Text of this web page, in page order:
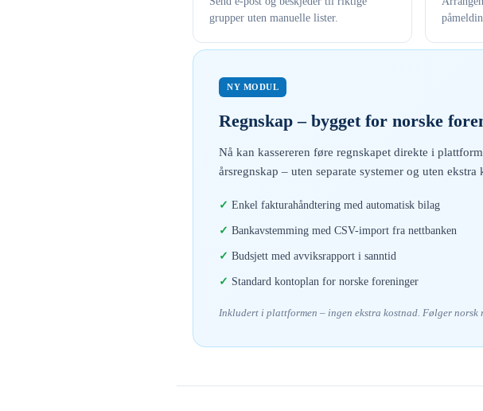
grupper uten manuelle lister.
NY MODUL
Regnskap – bygget for norske
Nå kan kassereren føre regnskapet direkte i
årsregnskap – uten separate systemer og uten ekstra
Enkel fakturahåndtering med automatisk bilag
Bankavstemming med CSV-import fra nettbanken
Budsjett med avviksrapport i sanntid
Standard kontoplan for norske foreninger
Inkludert i plattformen – ingen ekstra kostnad. Følger norsk